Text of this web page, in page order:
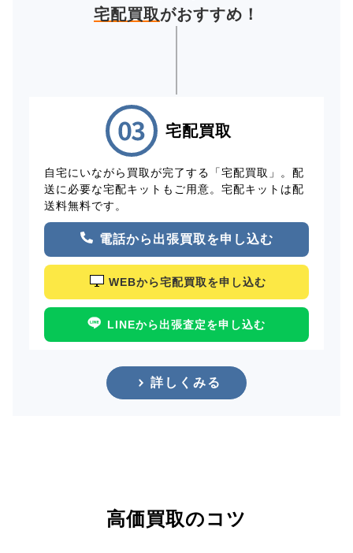
宅配買取がおすすめ！
宅配買取
自宅にいながら買取が完了する「宅配買取」。配
送に必要な宅配キットもご用意。宅配キットは配
送料無料です。
電話から出張買取を申し込む
WEBから宅配買取を申し込む
LINEから出張査定を申し込む
詳しくみる
高価買取のコツ